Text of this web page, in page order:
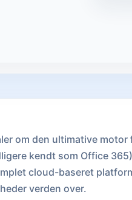
om den ultimative
kendt som Office
cloud-baseret
verden over.